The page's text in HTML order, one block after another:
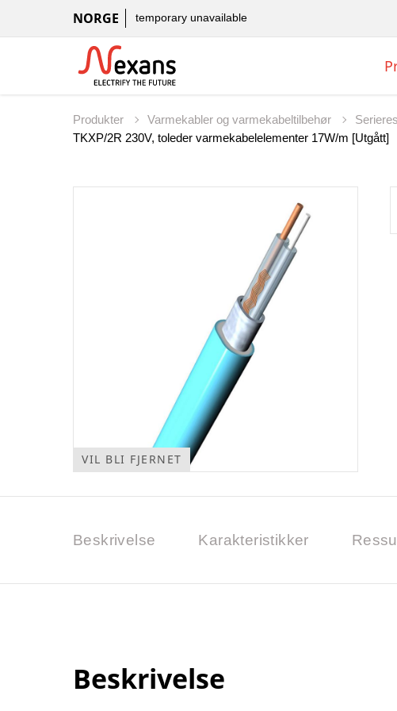
NORGE temporary unavailable
Produkter Varmekabler og varmekabeltilbehør
TKXP/2R 230V, toleder varmekabelelementer 17W/m [Utgått]
VIL BLI FJERNET
Beskrivelse Karakteristikker
Beskrivelse